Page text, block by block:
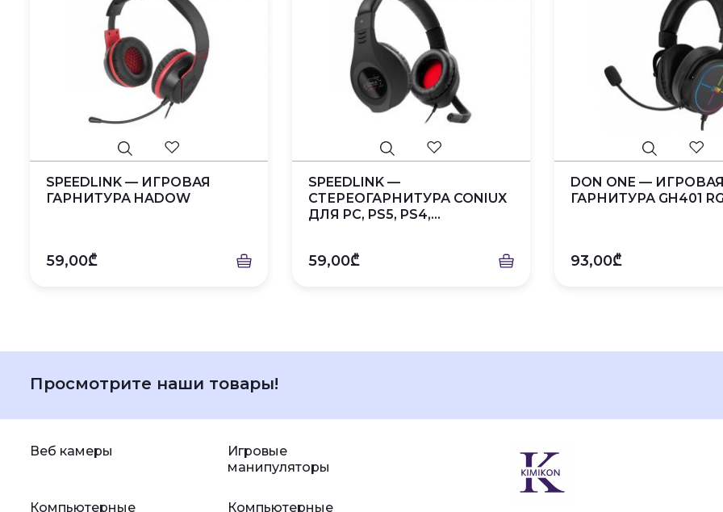
SPEEDLINK — ИГРОВАЯ
ГАРНИТУРА HADOW
59,00₾
SPEEDLINK —
СТЕРЕОГАРНИТУРА CONIUX
ДЛЯ PC, PS5, PS4,...
59,00₾
DON ONE —
ГАРНИТУРА GH401
93,00₾
Просмотрите наши товары!
Веб камеры
Игровые
манипуляторы
Компьютерные Компьютерные